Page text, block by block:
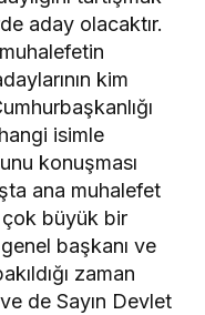
aday olacaktır.
kim
isimle
konuşması
ana muhalefet
büyük bir
genel başkanı ve
zaman
de Sayın Devlet